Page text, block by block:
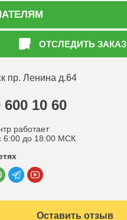
заказ
ОТСЛЕДИТЬ ЗАКАЗ
пр. Ленина д.64
600 10 60
работает
6:00 до 18:00 МСК
Оставить отзыв